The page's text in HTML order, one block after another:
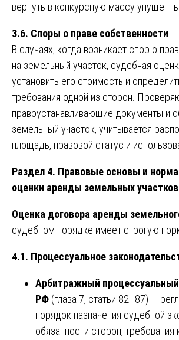
вернуть в конкурсную массу
3.6. Споры о праве собственности
В случаях, когда возникает спор о
на земельный участок, судебная
установить его стоимость и
требования одной из сторон.
правоустанавливающие документы и
земельный участок, учитывается
площадь, правовой статус и
Раздел 4. Правовые основы и
оценки аренды земельных участков
Оценка договора аренды
судебном порядке имеет строгую
4.1. Процессуальное
Арбитражный
РФ (глава 7, статьи 82–87) —
порядок назначения судебной
обязанности сторон,